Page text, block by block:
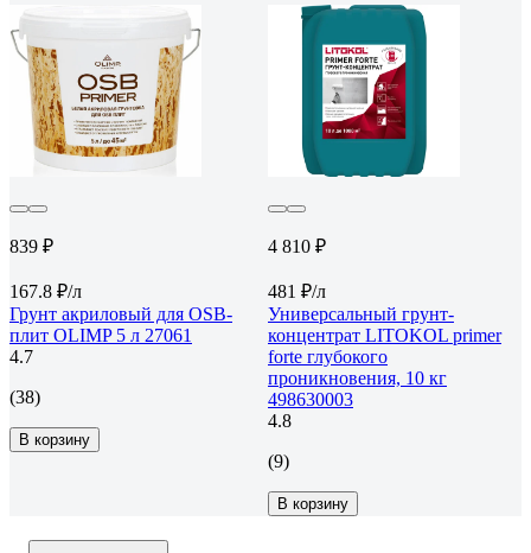
839 ₽
167.8 ₽/л
Грунт акриловый для OSB-
плит OLIMP 5 л 27061
4.7
(38)
В корзину
4 810 ₽
481 ₽/л
Универсальный грунт-
концентрат LITOKOL primer
forte глубокого
проникновения, 10 кг
498630003
4.8
(9)
В корзину